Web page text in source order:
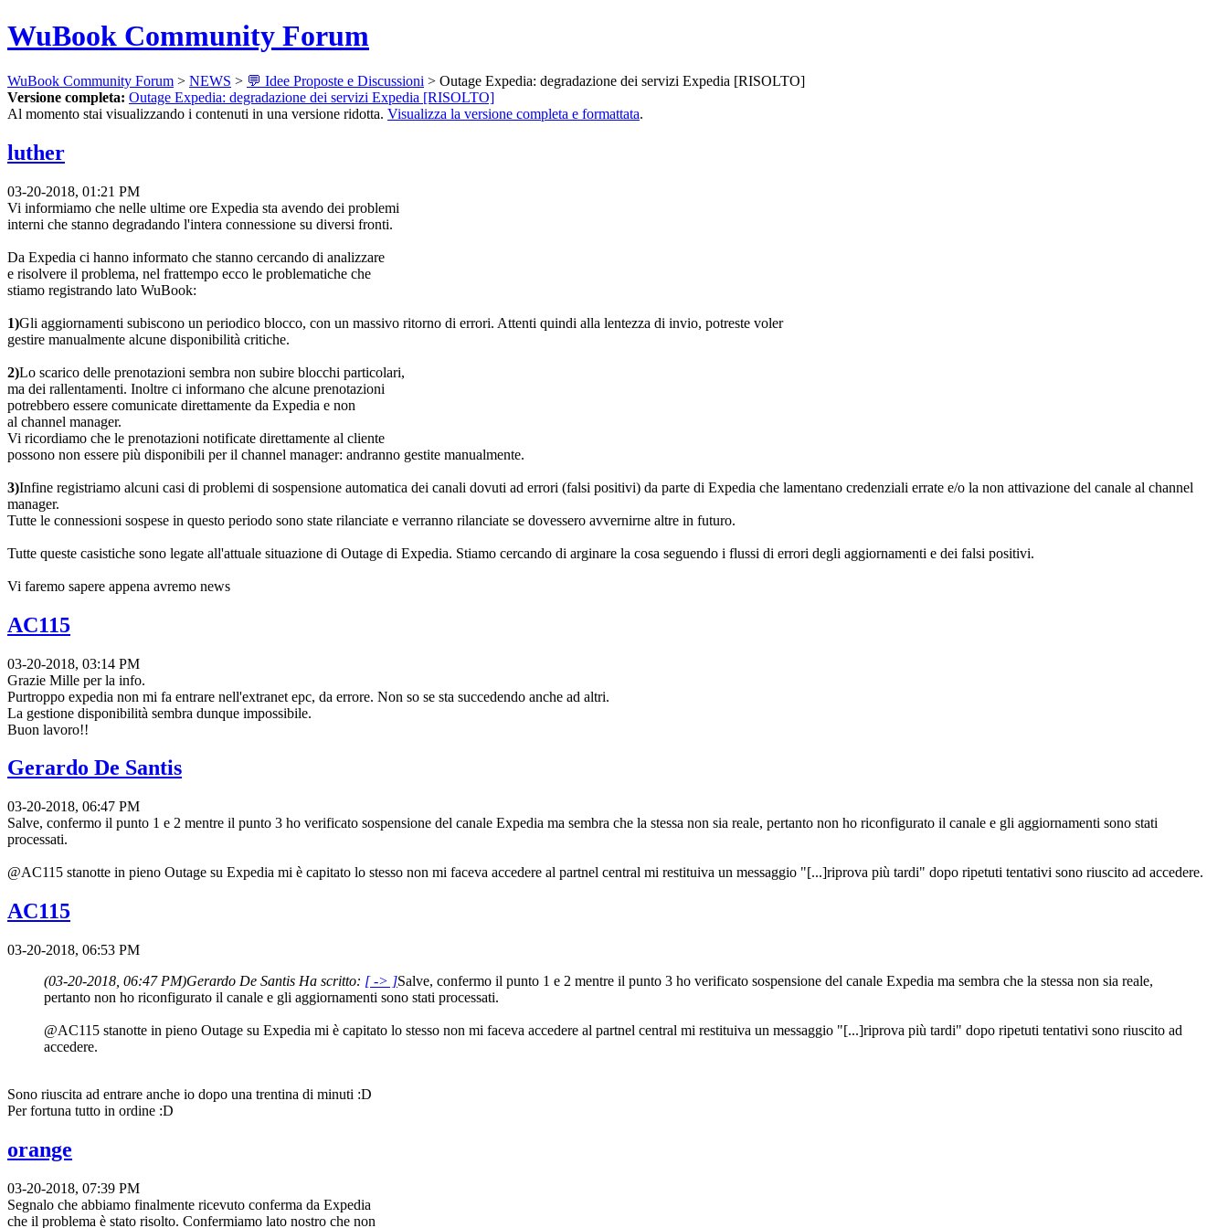
WuBook Community Forum
WuBook Community Forum > NEWS > 💬 Idee Proposte e Discussioni > Outage Expedia: degradazione dei servizi Expedia [RISOLTO]
Versione completa: Outage Expedia: degradazione dei servizi Expedia [RISOLTO]
Al momento stai visualizzando i contenuti in una versione ridotta. Visualizza la versione completa e formattata.
luther
03-20-2018, 01:21 PM
Vi informiamo che nelle ultime ore Expedia sta avendo dei problemi
interni che stanno degradando l'intera connessione su diversi fronti.
Da Expedia ci hanno informato che stanno cercando di analizzare
e risolvere il problema, nel frattempo ecco le problematiche che
stiamo registrando lato WuBook:
1)Gli aggiornamenti subiscono un periodico blocco, con un massivo ritorno di errori. Attenti quindi alla lentezza di invio, potreste voler
gestire manualmente alcune disponibilità critiche.
2)Lo scarico delle prenotazioni sembra non subire blocchi particolari,
ma dei rallentamenti. Inoltre ci informano che alcune prenotazioni
potrebbero essere comunicate direttamente da Expedia e non
al channel manager.
Vi ricordiamo che le prenotazioni notificate direttamente al cliente
possono non essere più disponibili per il channel manager: andranno gestite manualmente.
3)Infine registriamo alcuni casi di problemi di sospensione automatica dei canali dovuti ad errori (falsi positivi) da parte di Expedia che lamentano credenziali errate e/o la non attivazione del canale al channel
manager.
Tutte le connessioni sospese in questo periodo sono state rilanciate e verranno rilanciate se dovessero avvernirne altre in futuro.
Tutte queste casistiche sono legate all'attuale situazione di Outage di Expedia. Stiamo cercando di arginare la cosa seguendo i flussi di errori degli aggiornamenti e dei falsi positivi.
Vi faremo sapere appena avremo news
AC115
03-20-2018, 03:14 PM
Grazie Mille per la info.
Purtroppo expedia non mi fa entrare nell'extranet epc, da errore. Non so se sta succedendo anche ad altri.
La gestione disponibilità sembra dunque impossibile.
Buon lavoro!!
Gerardo De Santis
03-20-2018, 06:47 PM
Salve, confermo il punto 1 e 2 mentre il punto 3 ho verificato sospensione del canale Expedia ma sembra che la stessa non sia reale, pertanto non ho riconfigurato il canale e gli aggiornamenti sono stati
processati.
@AC115 stanotte in pieno Outage su Expedia mi è capitato lo stesso non mi faceva accedere al partnel central mi restituiva un messaggio "[...]riprova più tardi" dopo ripetuti tentativi sono riuscito ad accedere.
AC115
03-20-2018, 06:53 PM
(03-20-2018, 06:47 PM)Gerardo De Santis Ha scritto: [ -> ]Salve, confermo il punto 1 e 2 mentre il punto 3 ho verificato sospensione del canale Expedia ma sembra che la stessa non sia reale,
pertanto non ho riconfigurato il canale e gli aggiornamenti sono stati processati.
@AC115 stanotte in pieno Outage su Expedia mi è capitato lo stesso non mi faceva accedere al partnel central mi restituiva un messaggio "[...]riprova più tardi" dopo ripetuti tentativi sono riuscito ad
accedere.
Sono riuscita ad entrare anche io dopo una trentina di minuti :D
Per fortuna tutto in ordine :D
orange
03-20-2018, 07:39 PM
Segnalo che abbiamo finalmente ricevuto conferma da Expedia
che il problema è stato risolto. Confermiamo lato nostro che non